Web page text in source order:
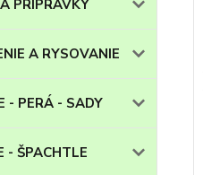
PRÍPRAVKY
A RYSOVANIE
- PERÁ - SADY
- ŠPACHTLE